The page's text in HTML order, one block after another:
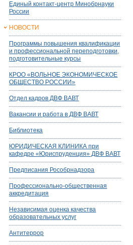
Единый контакт-центр Минобрнауки
России
НОВОСТИ
Программы повышения квалификации
и профессиональной переподготовки,
подготовительные курсы
КРОО «ВОЛЬНОЕ ЭКОНОМИЧЕСКОЕ
ОБЩЕСТВО РОССИИ»
Отдел кадров ДВФ ВАВТ
Вакансии и работа в ДВФ ВАВТ
Библиотека
ЮРИДИЧЕСКАЯ КЛИНИКА при
кафедре «Юриспруденция» ДВФ ВАВТ
Предписания Рособрнадзора
Профессионально-общественная
аккредитация
Независимая оценка качества
образовательных услуг
Антитеррор